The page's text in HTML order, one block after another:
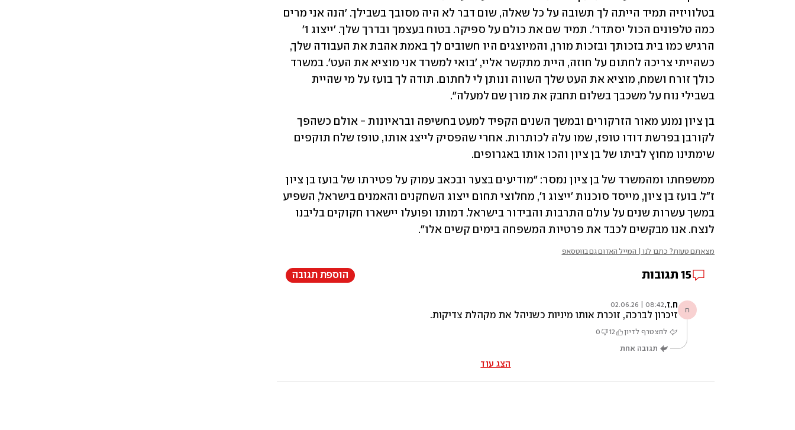
בשבילי נוח על משכבך בשלום תחבק את מורן שם למעלה״.
שימתינו מחוץ לביתו של בן ציון והכו אותו באגרופים.
לנצח. אנו מבקשים לכבד את פרטיות המשפחה בימים קשים אלו".
מצאתם טעות? כתבו לנו | המייל האדום גם בווטסאפ
15 תגובות הוספת תגובה
ח ח.ז.08:42 | 02.06.26
זיכרון לברכה, זוכרת אותו מיניות כשניהל את מקהלת צדיקות.
להצטרף לדיון 12
0
תגובה אחת
הצג עוד